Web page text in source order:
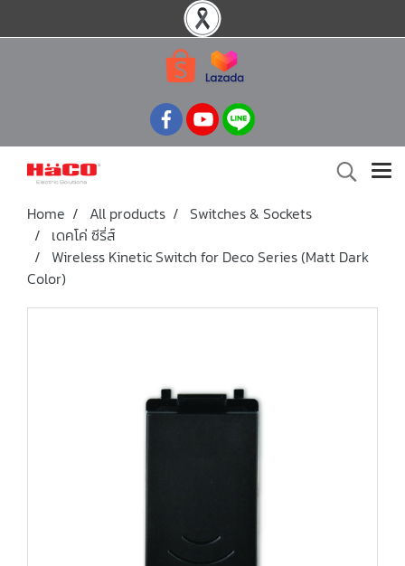
Home All products
Switches & Sockets
เดคโค่ ซีรี่ส์
Wireless Kinetic Switch for Deco Series (Matt Dark
Color)